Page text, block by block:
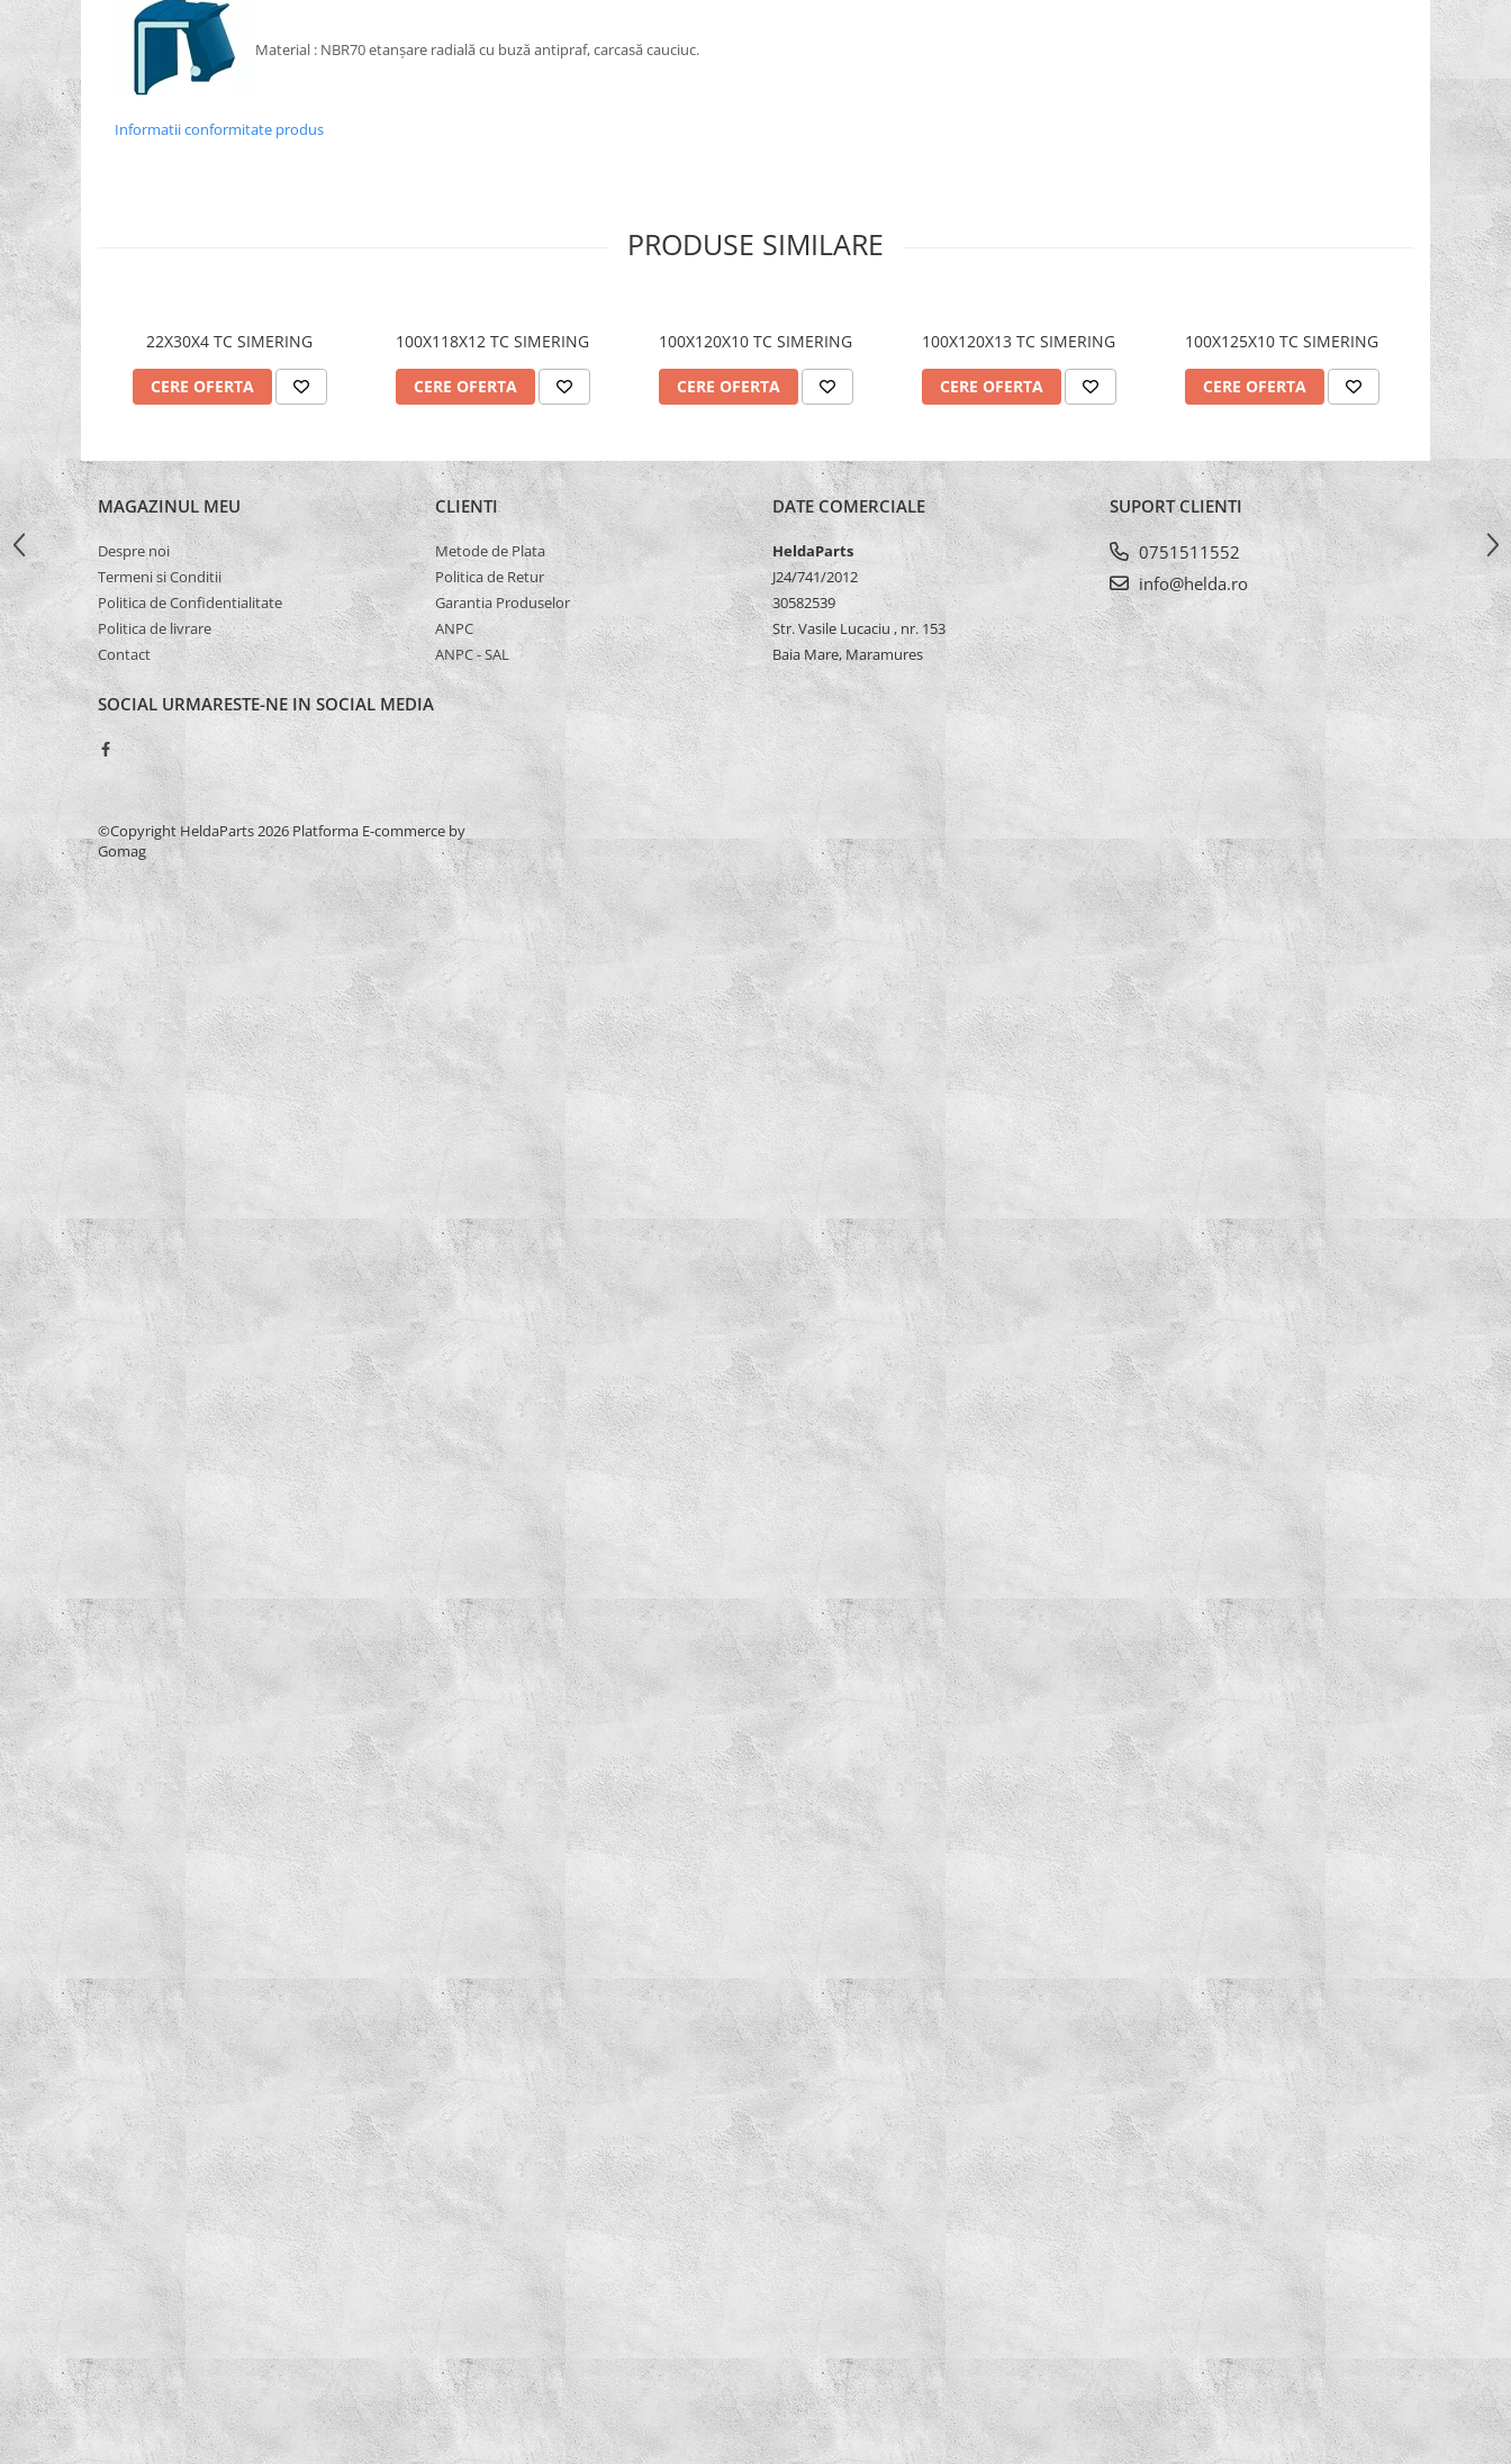
Scule
Chei
Chei Cu Clichet
Chei Dinamometrice
Chei Fixe/Combinate
Chei Pentru Filtre
Chei Reglabile
Extractoare/Inductoare
Tubulare
Abrazive
Benzi
Bureti
Capete De Slefuit
Discuri
Perii
Pietre
Adezivi
Aditivi
Burghie
Burghie Beton
Burghie Coada Conica
Burghie Coada Redusa
Burghie Cobalt
Burghie In Trepte
Burghie Lemn
Burghie lungi si extra lungi
Burghie Metal HSS
Burghie Stanga
Carote
Ciocane
Clesti
Coliere
Antivibratie
Arc
De Plastic
Normale
Discuri Taiere
Echipament de lucru
Etansare
Racloare
Manseta
O-ring
Simering
Spray-uri tehnice
Spuma Activa
AdBlue
Creme/Pasta
Detergenti
Parfum
Tehnica de ridicare
Truse
Vaselina
Material : NBR70 etanşare radială cu buză antipraf, carcasă cauciuc.
Informatii conformitate produs
PRODUSE SIMILARE
22X30X4 TC SIMERING
CERE OFERTA
100X118X12 TC SIMERING
CERE OFERTA
100X120X10 TC SIMERING
CERE OFERTA
100X120X13 TC SIMERING
CERE OFERTA
100X125X10 TC SIMERING
CERE OFERTA
MAGAZINUL MEU
Despre noi
Termeni si Conditii
Politica de Confidentialitate
Politica de livrare
Contact
CLIENTI
Metode de Plata
Politica de Retur
Garantia Produselor
ANPC
ANPC - SAL
DATE COMERCIALE
HeldaParts
J24/741/2012
30582539
Str. Vasile Lucaciu , nr. 153
Baia Mare, Maramures
SUPORT CLIENTI
0751511552
info@helda.ro
SOCIAL URMARESTE-NE IN SOCIAL MEDIA
©Copyright HeldaParts 2026Platforma E-commerce by
Gomag